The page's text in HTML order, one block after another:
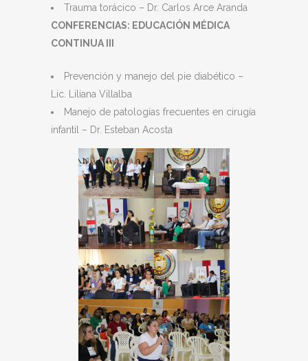
Trauma torácico – Dr. Carlos Arce Aranda
CONFERENCIAS: EDUCACIÓN MÉDICA
CONTINUA III
Prevención y manejo del pie diabético –
Lic. Liliana Villalba
Manejo de patologías frecuentes en cirugía
infantil – Dr. Esteban Acosta